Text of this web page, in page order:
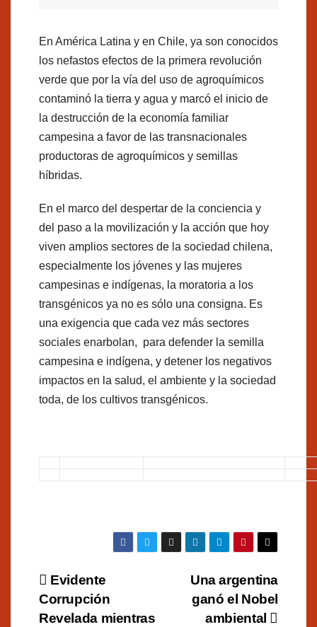
En América Latina y en Chile, ya son conocidos
los nefastos efectos de la primera revolución
verde que por la vía del uso de agroquímicos
contaminó la tierra y agua y marcó el inicio de
la destrucción de la economía familiar
campesina a favor de las transnacionales
productoras de agroquímicos y semillas
híbridas.
En el marco del despertar de la conciencia y
del paso a la movilización y la acción que hoy
viven amplios sectores de la sociedad chilena,
especialmente los jóvenes y las mujeres
campesinas e indígenas, la moratoria a los
transgénicos ya no es sólo una consigna. Es
una exigencia que cada vez más sectores
sociales enarbolan, para defender la semilla
campesina e indígena, y detener los negativos
impactos en la salud, el ambiente y la sociedad
toda, de los cultivos transgénicos.
Navegación
de
Una argentina
ganó el Nobel
ambiental
Evidente
Corrupción
Revelada mientras